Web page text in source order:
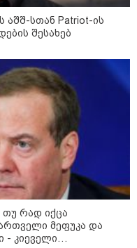
08-2026
- დრონებით
შემდეგ, ტულას
საწყობში
08-2026
22
მასშტაბური
- რუსეთმა კიევზე
ბალისტიკური
მიიტანა
08-2026
სთან Patriot-ის
შესახებ
თუ რად იქცა
მეფუკა და
- კიეველი